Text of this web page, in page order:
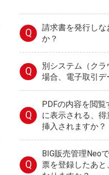
Q
請求書を発行し
か？
Q
別システム（ク
場合、電子取引デ
Q
PDFの内容を閲
に表示される、
挿入されますか？
Q
BIG販売管理Neo
票を登録したあ